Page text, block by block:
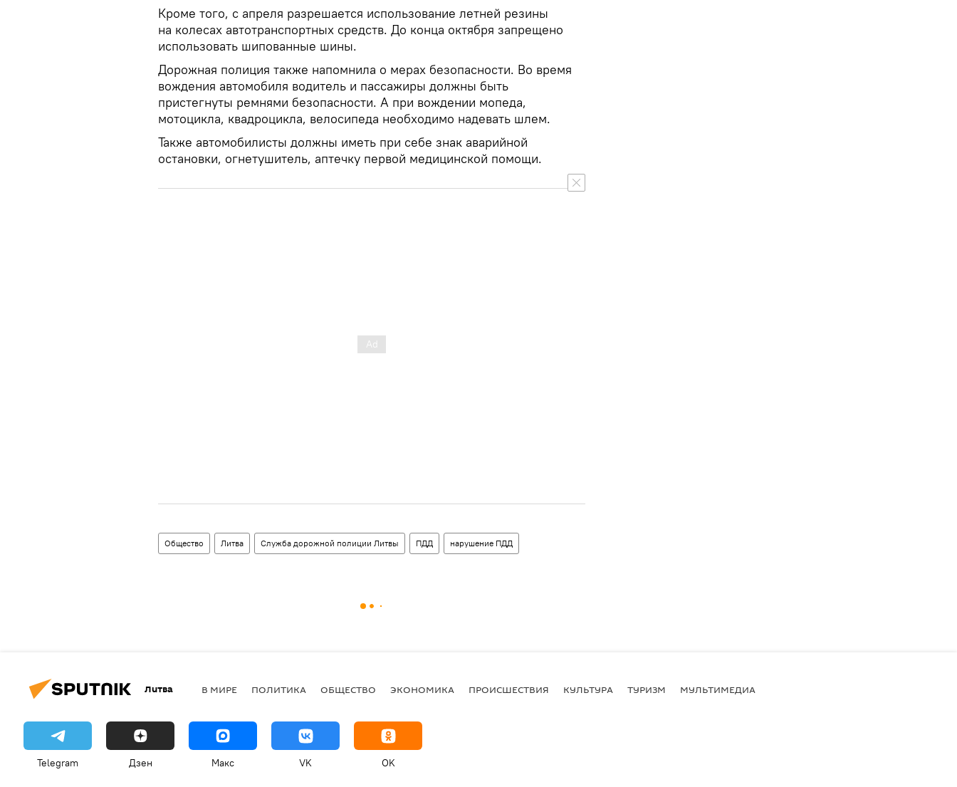
Кроме того, с апреля разрешается использование летней резины
на колесах автотранспортных средств. До конца октября запрещено
использовать шипованные шины.
Дорожная полиция также напомнила о мерах безопасности. Во время
вождения автомобиля водитель и пассажиры должны быть
пристегнуты ремнями безопасности. А при вождении мопеда,
мотоцикла, квадроцикла, велосипеда необходимо надевать шлем.
Также автомобилисты должны иметь при себе знак аварийной
остановки, огнетушитель, аптечку первой медицинской помощи.
Общество Литва Служба дорожной полиции Литвы ПДД нарушение ПДД
Литва В МИРЕ ПОЛИТИКА ОБЩЕСТВО ЭКОНОМИКА ПРОИСШЕСТВИЯ КУЛЬТУРА ТУРИЗМ МУЛЬТИМЕДИА
Telegram Дзен Макс VK OK